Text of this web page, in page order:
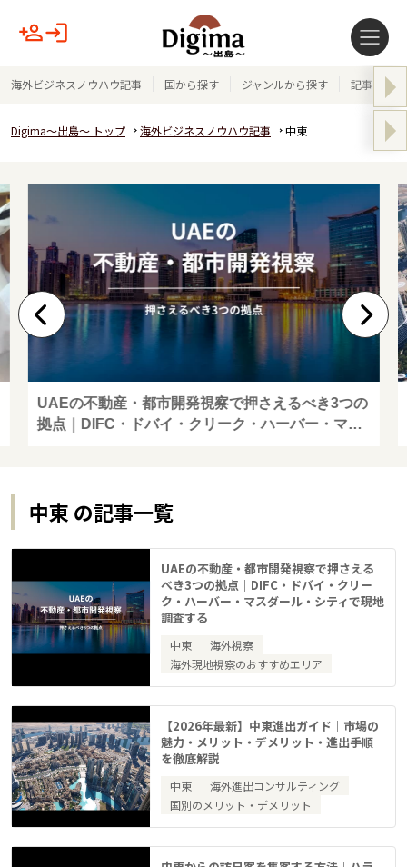
海外ビジネスノウハウ記事 国から探す ジャンルから探す 記事テー
Digima～出島～ トップ 海外ビジネスノウハウ記事 中東
UAEの不動産・都市開発視察で押さえるべき3つの
拠点｜DIFC・ドバイ・クリーク・ハーバー・マス
中東 の記事一覧
UAEの不動産・都市開発視察で押さえる
べき3つの拠点｜DIFC・ドバイ・クリー
ク・ハーバー・マスダール・シティで現地
調査する
中東
海外視察
海外現地視察のおすすめエリア
【2026年最新】中東進出ガイド｜市場の
魅力・メリット・デメリット・進出手順
を徹底解説
中東
海外進出コンサルティング
国別のメリット・デメリット